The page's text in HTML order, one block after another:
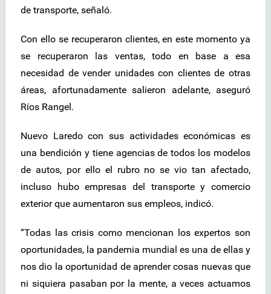
de transporte, señaló.
Con ello se recuperaron clientes, en este momento ya
se recuperaron las ventas, todo en base a esa
necesidad de vender unidades con clientes de otras
áreas, afortunadamente salieron adelante, aseguró
Ríos Rangel.
Nuevo Laredo con sus actividades económicas es
una bendición y tiene agencias de todos los modelos
de autos, por ello el rubro no se vio tan afectado,
incluso hubo empresas del transporte y comercio
exterior que aumentaron sus empleos, indicó.
“Todas las crisis como mencionan los expertos son
oportunidades, la pandemia mundial es una de ellas y
nos dio la oportunidad de aprender cosas nuevas que
ni siquiera pasaban por la mente, a veces actuamos